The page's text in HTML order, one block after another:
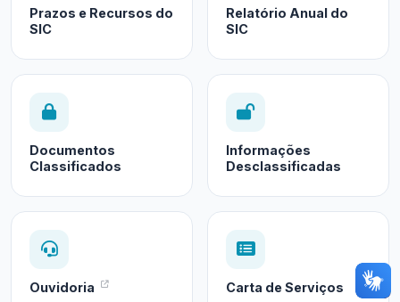
Prazos e Recursos do
SIC
Relatório Anual do
SIC
Documentos
Classificados
Informações
Desclassificadas
Ouvidoria Carta de Serviços